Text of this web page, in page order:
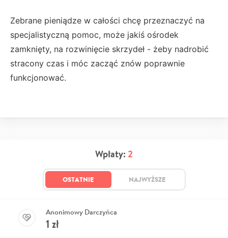
Zebrane pieniądze w całości chcę przeznaczyć na
specjalistyczną pomoc, może jakiś ośrodek
zamknięty, na rozwinięcie skrzydeł - żeby nadrobić
stracony czas i móc zacząć znów poprawnie
funkcjonować.
Wpłaty: 2
OSTATNIE NAJWYŻSZE
Anonimowy Darczyńca
1 zł